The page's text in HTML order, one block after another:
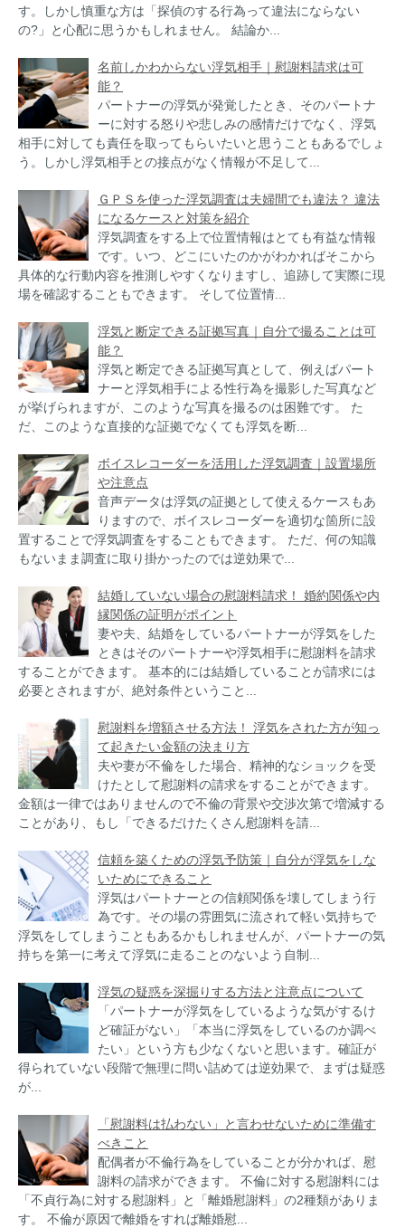
す。しかし慎重な方は「探偵のする行為って違法にならない
の?」と心配に思うかもしれません。 結論か...
名前しかわからない浮気相手｜慰謝料請求は可
能？
パートナーの浮気が発覚したとき、そのパートナ
ーに対する怒りや悲しみの感情だけでなく、浮気
相手に対しても責任を取ってもらいたいと思うこともあるでしょ
う。しかし浮気相手との接点がなく情報が不足して...
ＧＰＳを使った浮気調査は夫婦間でも違法？ 違法
になるケースと対策を紹介
浮気調査をする上で位置情報はとても有益な情報
です。いつ、どこにいたのかがわかればそこから
具体的な行動内容を推測しやすくなりますし、追跡して実際に現
場を確認することもできます。 そして位置情...
浮気と断定できる証拠写真｜自分で撮ることは可
能？
浮気と断定できる証拠写真として、例えばパート
ナーと浮気相手による性行為を撮影した写真など
が挙げられますが、このような写真を撮るのは困難です。 た
だ、このような直接的な証拠でなくても浮気を断...
ボイスレコーダーを活用した浮気調査｜設置場所
や注意点
音声データは浮気の証拠として使えるケースもあ
りますので、ボイスレコーダーを適切な箇所に設
置することで浮気調査をすることもできます。 ただ、何の知識
もないまま調査に取り掛かったのでは逆効果で...
結婚していない場合の慰謝料請求！ 婚約関係や内
縁関係の証明がポイント
妻や夫、結婚をしているパートナーが浮気をした
ときはそのパートナーや浮気相手に慰謝料を請求
することができます。 基本的には結婚していることが請求には
必要とされますが、絶対条件ということ...
慰謝料を増額させる方法！ 浮気をされた方が知っ
て起きたい金額の決まり方
夫や妻が不倫をした場合、精神的なショックを受
けたとして慰謝料の請求をすることができます。
金額は一律ではありませんので不倫の背景や交渉次第で増減する
ことがあり、もし「できるだけたくさん慰謝料を請...
信頼を築くための浮気予防策｜自分が浮気をしな
いためにできること
浮気はパートナーとの信頼関係を壊してしまう行
為です。その場の雰囲気に流されて軽い気持ちで
浮気をしてしまうこともあるかもしれませんが、パートナーの気
持ちを第一に考えて浮気に走ることのないよう自制...
浮気の疑惑を深掘りする方法と注意点について
「パートナーが浮気をしているような気がするけ
ど確証がない」「本当に浮気をしているのか調べ
たい」という方も少なくないと思います。確証が
得られていない段階で無理に問い詰めては逆効果で、まずは疑惑
が...
「慰謝料は払わない」と言わせないために準備す
べきこと
配偶者が不倫行為をしていることが分かれば、慰
謝料の請求ができます。 不倫に対する慰謝料には
「不貞行為に対する慰謝料」と「離婚慰謝料」の2種類がありま
す。 不倫が原因で離婚をすれば離婚慰...